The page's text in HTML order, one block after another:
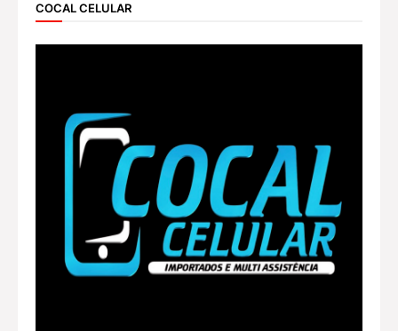
COCAL CELULAR